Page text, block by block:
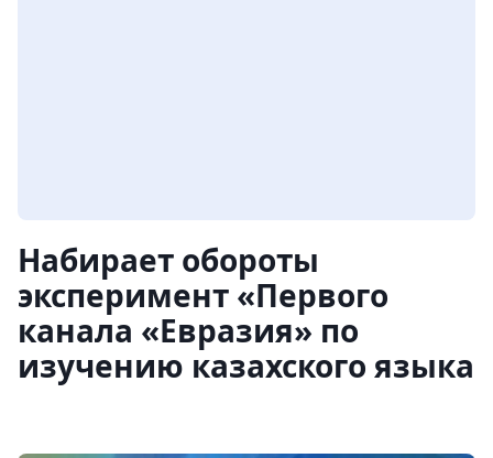
Набирает обороты
эксперимент «Первого
канала «Евразия» по
изучению казахского языка